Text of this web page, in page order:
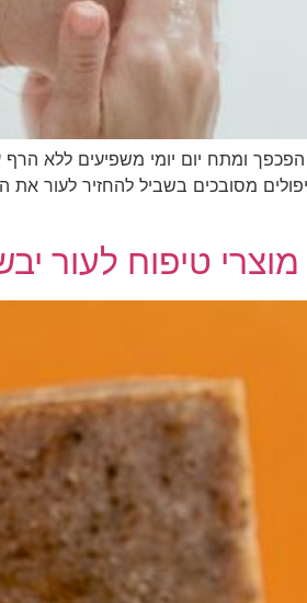
ומתח יום יומי משפיעים ללא הרף
מסובכים בשביל להחזיר לעור את
טיפוח לעור